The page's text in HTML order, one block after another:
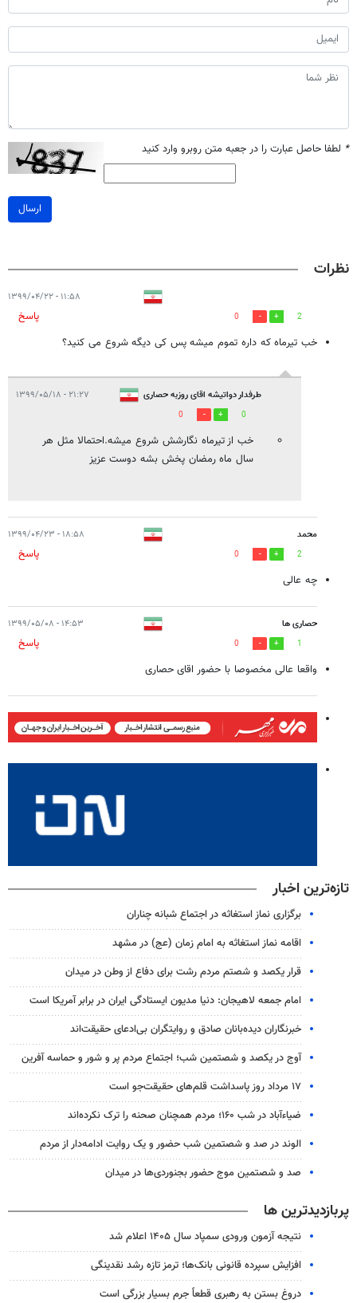
* لطفا حاصل عبارت را در جعبه متن روبرو وارد کنید
ارسال
نظرات
۱۱:۵۸ - ۱۳۹۹/۰۴/۲۲
2
0
پاسخ
خب تیرماه که داره تموم میشه پس کی دیگه شروع می کنید؟
طرفدار دواتیشه اقای روزبه حصاری ۲۱:۲۷ - ۱۳۹۹/۰۵/۱۸
0
0
خب از تیرماه نگارشش شروع میشه.احتمالا مثل هر
سال ماه رمضان پخش بشه دوست عزیز
محمد ۱۸:۵۸ - ۱۳۹۹/۰۴/۲۳
2
0
پاسخ
چه عالی
حصاری ها ۱۴:۵۳ - ۱۳۹۹/۰۵/۰۸
1
0
پاسخ
واقعا عالی مخصوصا با حضور اقای حصاری
تازه‌ترین اخبار
برگزاری نماز استغاثه در اجتماع شبانه چناران
اقامه نماز استغاثه به امام زمان (عج) در مشهد
قرار یکصد و شصتم مردم رشت برای دفاع از وطن در میدان
امام جمعه لاهیجان: دنیا مدیون ایستادگی ایران در برابر آمریکا است
خبرنگاران دیده‌بانان صادق و روایتگران بی‌ادعای حقیقت‌اند
آوج در یکصد و شصتمین شب؛ اجتماع مردم پر و شور و حماسه آفرین
۱۷ مرداد روز پاسداشت قلم‌های حقیقت‌جو است
ضیاء‌آباد در شب ۱۶۰؛ مردم همچنان صحنه را ترک نکرده‌اند
الوند در صد و شصتمین شب حضور و یک روایت ادامه‌دار از مردم
صد و شصتمین موج حضور بجنوردی‌ها در میدان
پربازدیدترین ها
نتیجه آزمون ورودی سمپاد سال ۱۴۰۵ اعلام شد
افزایش سپرده قانونی بانک‌ها؛ ترمز تازه رشد نقدینگی
دروغ بستن به رهبری قطعاً جرم بسیار بزرگی است